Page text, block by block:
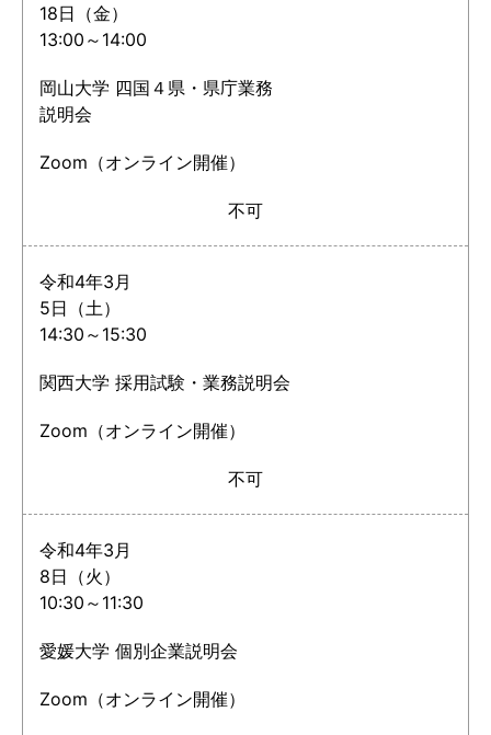
18日（金）
13:00～14:00
岡山大学 四国４県・県庁業務
説明会
Zoom（オンライン開催）
不可
令和4年3月
5日（土）
14:30～15:30
関西大学 採用試験・業務説明会
Zoom（オンライン開催）
不可
令和4年3月
8日（火）
10:30～11:30
愛媛大学 個別企業説明会
Zoom（オンライン開催）